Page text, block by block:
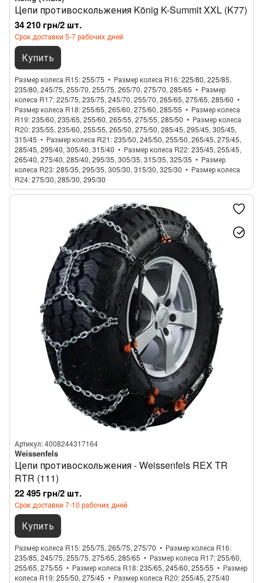
Цепи противоскольжения König K-Summit XXL (K77)
34 210 грн/2 шт.
Срок доставки 5-7 рабочих дней
Купить
Размер колеса R15 255/75 Размер колеса R16 225/80, 225/85,
235/80, 245/75, 255/70, 255/75, 265/70, 275/70, 285/65
Размер
колеса R17 225/75, 235/75, 245/70, 255/70, 265/65, 275/65, 285/60
Размер колеса R18 255/65, 265/60, 275/60, 285/55
Размер колеса
R19 235/60, 235/65, 255/60, 265/55, 275/55, 285/50
Размер колеса
R20 235/55, 235/60, 255/55, 265/50, 275/50, 285/45, 295/45, 305/45,
315/45
Размер колеса R21 235/50, 245/50, 255/50, 265/45, 275/45,
285/45, 295/40, 305/40, 315/40
Размер колеса R22 235/45, 255/45,
265/40, 275/40, 285/40, 295/35, 305/35, 315/35, 325/35
Размер
колеса R23 285/35, 295/35, 305/30, 315/30, 325/30
Размер колеса
R24 275/30, 285/30, 295/30
Артикул: 4008244317164
Weissenfels
Цепи противоскольжения - Weissenfels REX TR
RTR (111)
22 495 грн/2 шт.
Срок доставки 7-10 рабочих дней
Купить
Размер колеса R15 255/75, 265/75, 275/70
Размер колеса R16
235/85, 245/75, 255/75, 275/65, 285/65
Размер колеса R17 255/60,
255/65, 275/55
Размер колеса R18 235/65, 245/60, 255/55
Размер
колеса R19 255/50, 275/45 Размер колеса R20 255/45, 275/40